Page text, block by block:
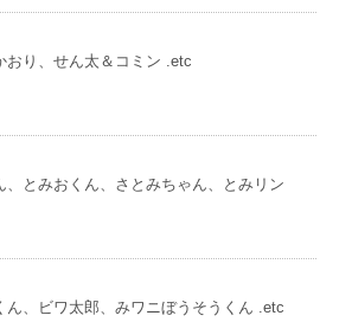
おり、せん太＆コミン .etc
、とみおくん、さとみちゃん、とみリン
ん、ビワ太郎、みワニぼうそうくん .etc